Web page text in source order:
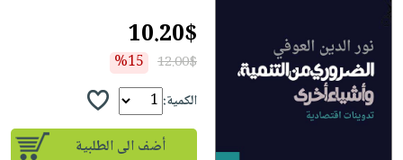
خاصة
صفحات
مشوقة
إختياراتنا
كتب
مجانية
إختياراتنا
masmu3
بلا
حدود
أسئلة
أطفال
وناشئة
الصفحة
الرئيسية
المواضيع
وسائل
تعليمية
10.20$
12.00$
%15
الكمية:
أضف الى الطلبية